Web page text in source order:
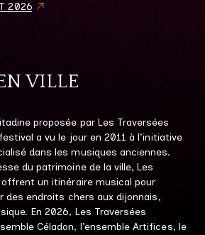
2026
VILLE
proposée par Les Traversées
a vu le jour en 2011 à l’initiative
dans les musiques anciennes.
du patrimoine de la ville, Les
un itinéraire musical pour
des endroits chers aux dijonnais,
En 2026, Les Traversées
Céladon, l’ensemble Artifices, le